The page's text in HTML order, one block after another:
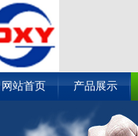
网站首页 产品展示